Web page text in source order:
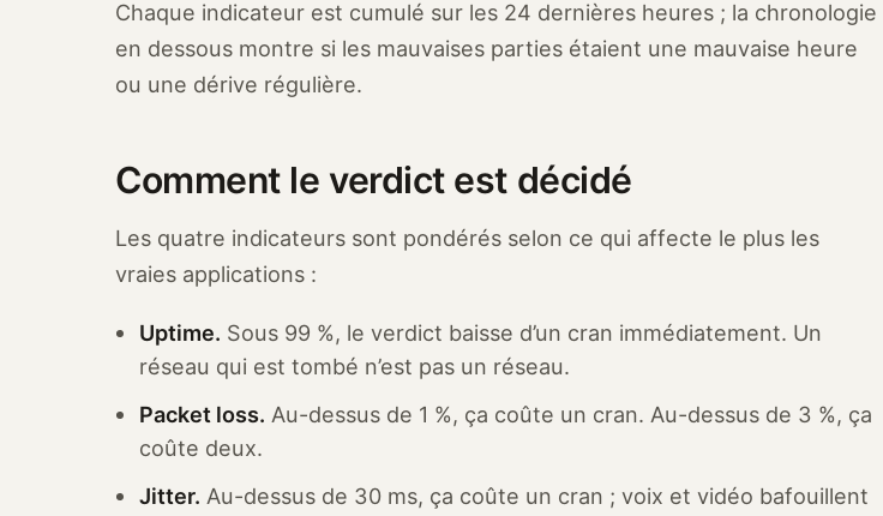
Chaque indicateur est cumulé sur les 24 dernières heures ; la chronologie
en dessous montre si les mauvaises parties étaient une mauvaise heure
ou une dérive régulière.
Comment le verdict est décidé
Les quatre indicateurs sont pondérés selon ce qui affecte le plus les
vraies applications :
Uptime. Sous 99 %, le verdict baisse d’un cran immédiatement. Un
réseau qui est tombé n’est pas un réseau.
Packet loss. Au-dessus de 1 %, ça coûte un cran. Au-dessus de 3 %, ça
coûte deux.
Jitter. Au-dessus de 30 ms, ça coûte un cran ; voix et vidéo bafouillent